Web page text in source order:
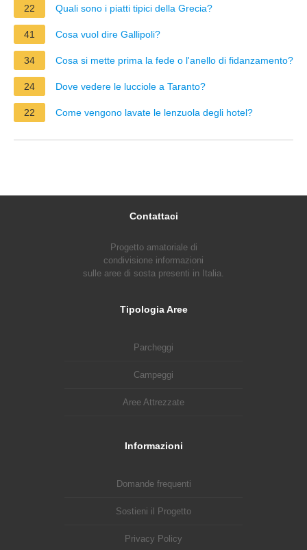
22 Quali sono i piatti tipici della Grecia?
41 Cosa vuol dire Gallipoli?
34 Cosa si mette prima la fede o l'anello di fidanzamento?
24 Dove vedere le lucciole a Taranto?
22 Come vengono lavate le lenzuola degli hotel?
Contattaci
Progetto amatoriale di
condivisione informazioni
sulle aree di sosta presenti in Italia.
Tipologia Aree
Parcheggi
Campeggi
Aree Attrezzate
Informazioni
Domande frequenti
Sostieni il Progetto
Privacy Policy